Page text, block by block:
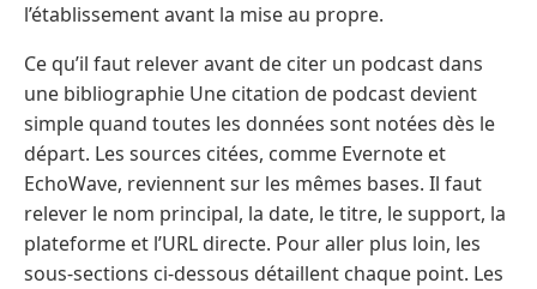
l’établissement avant la mise au propre.
Ce qu’il faut relever avant de citer un podcast dans
une bibliographie Une citation de podcast devient
simple quand toutes les données sont notées dès le
départ. Les sources citées, comme Evernote et
EchoWave, reviennent sur les mêmes bases. Il faut
relever le nom principal, la date, le titre, le support, la
plateforme et l’URL directe. Pour aller plus loin, les
sous-sections ci-dessous détaillent chaque point. Les